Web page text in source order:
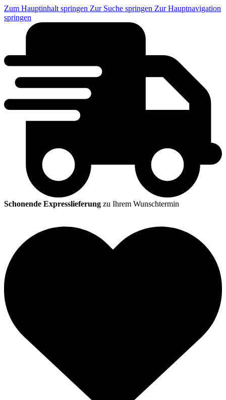
Zum Hauptinhalt springen Zur Suche springen Zur Hauptnavigation
springen
Schonende Expresslieferung zu Ihrem Wunschtermin